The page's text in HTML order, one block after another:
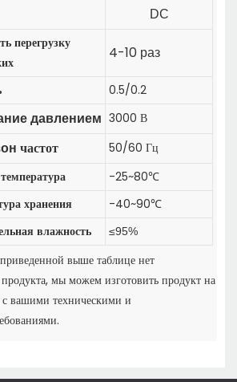
DC
перегрузку
4-10 раз
0.5/0.2
давлением 3000 В
частот
50/60 Гц
-25~80℃
хранения
-40~90℃
влажность ≤95%
выше таблице нет
мы можем изготовить продукт на
с вашими техническими и